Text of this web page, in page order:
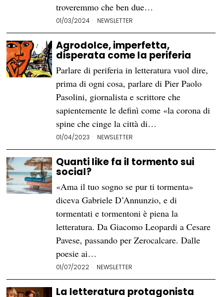
troveremmo che ben due…
01/03/2024 NEWSLETTER
Agrodolce, imperfetta,
disperata come la periferia
Parlare di periferia in letteratura vuol dire,
prima di ogni cosa, parlare di Pier Paolo
Pasolini, giornalista e scrittore che
sapientemente le definì come «la corona di
spine che cinge la città di…
01/04/2023 NEWSLETTER
Quanti like fa il tormento sui
social?
«Ama il tuo sogno se pur ti tormenta»
diceva Gabriele D’Annunzio, e di
tormentati e tormentoni è piena la
letteratura. Da Giacomo Leopardi a Cesare
Pavese, passando per Zerocalcare. Dalle
poesie ai…
01/07/2022 NEWSLETTER
La letteratura protagonista